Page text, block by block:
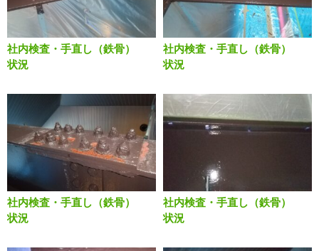
社内検査・手直し（鉄骨）
状況
社内検査・手直し（鉄骨）
状況
社内検査・手直し（鉄骨）
状況
社内検査・手直し（鉄骨）
状況